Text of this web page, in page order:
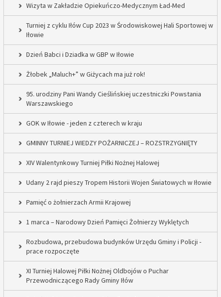
Wizyta w Zakładzie Opiekuńczo-Medycznym Ład-Med
Turniej z cyklu Iłów Cup 2023 w Środowiskowej Hali Sportowej w
Iłowie
Dzień Babci i Dziadka w GBP w Iłowie
Żłobek „Maluch+” w Giżycach ma już rok!
95. urodziny Pani Wandy Cieślińskiej uczestniczki Powstania
Warszawskiego
GOK w Iłowie - jeden z czterech w kraju
GMINNY TURNIEJ WIEDZY POŻARNICZEJ – ROZSTRZYGNIĘTY
XIV Walentynkowy Turniej Piłki Nożnej Halowej
Udany 2 rajd pieszy Tropem Historii Wojen Światowych w Iłowie
Pamięć o żołnierzach Armii Krajowej
1 marca – Narodowy Dzień Pamięci Żołnierzy Wyklętych
Rozbudowa, przebudowa budynków Urzędu Gminy i Policji -
prace rozpoczęte
XI Turniej Halowej Piłki Nożnej Oldbojów o Puchar
Przewodniczącego Rady Gminy Iłów